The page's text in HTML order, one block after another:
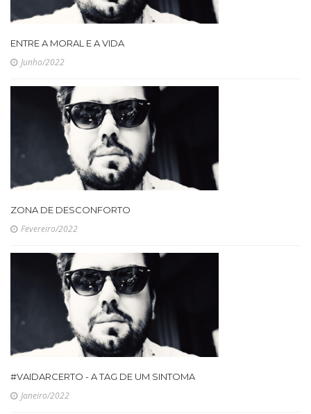
ENTRE A MORAL E A VIDA
Junho/2022
ZONA DE DESCONFORTO
Fevereiro/2022
#VAIDARCERTO - A TAG DE UM SINTOMA
Janeiro/2022